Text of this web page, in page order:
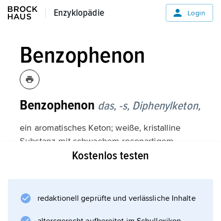
Enzyklopädie
Enzyklopädie Login
Benzophenon
Benzophenon das, -s, Diphenylketon,
ein aromatisches Keton; weiße, kristalline
Substanz mit schwachem rosenartigem
Geruch, die man aus Benzol und
Benzophenon ist ein Zwischenprodukt bei der
Kostenlos testen
redaktionell geprüfte und verlässliche Inhalte